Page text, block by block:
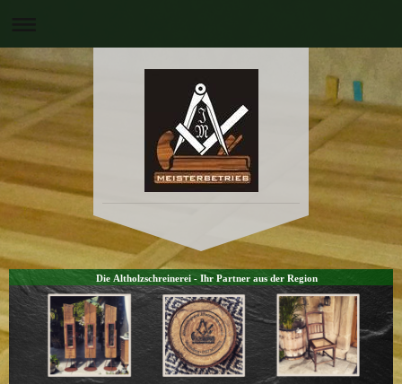
Die Altholzschreinerei - Ihr Partner aus der Region